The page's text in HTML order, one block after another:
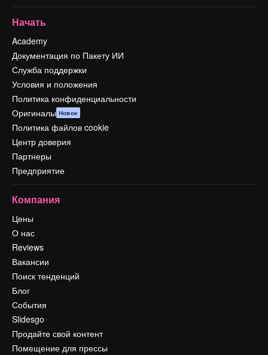
Начать
Academy
Документация по Пакету ИИ
Служба поддержки
Условия и положения
Политика конфиденциальности
Оригиналы Новое
Политика файлов cookie
Центр доверия
Партнеры
Предприятие
Компания
Цены
О нас
Reviews
Вакансии
Поиск тенденций
Блог
События
Slidesgo
Продайте свой контент
Помещение для прессы